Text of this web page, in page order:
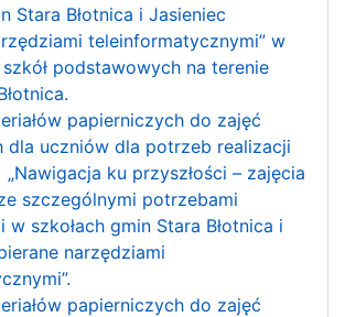
Stara Błotnica i Jasieniec
teleinformatycznymi” w
szkół podstawowych na terenie
papierniczych do zajęć
dla uczniów dla potrzeb realizacji
ku przyszłości – zajęcia
szczególnymi potrzebami
w szkołach gmin Stara Błotnica i
narzędziami
papierniczych do zajęć